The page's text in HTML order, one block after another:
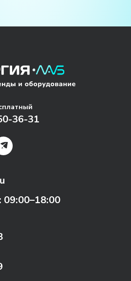
36-31
09:00–18:00